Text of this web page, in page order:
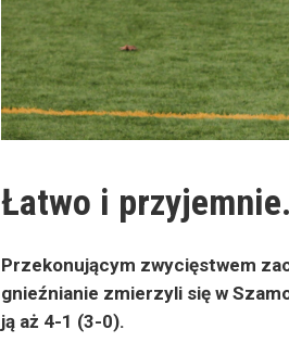
Łatwo i
Przekonującym zwycięstwem
gnieźnianie zmierzyli się w
ją aż 4-1 (3-0).